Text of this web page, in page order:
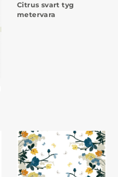
Citrus svart tyg
metervara